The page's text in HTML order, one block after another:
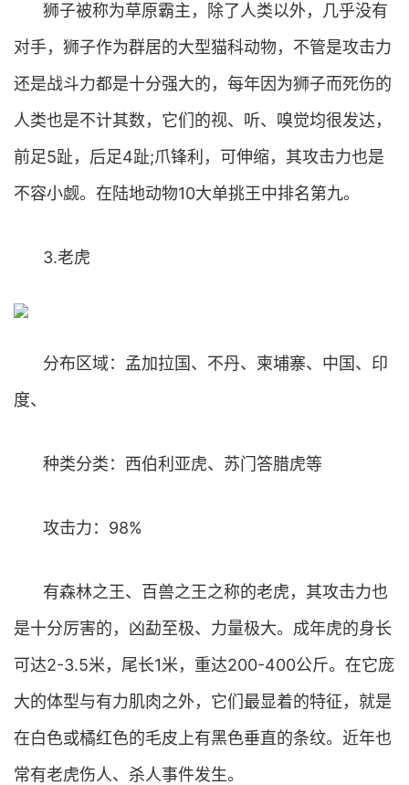
狮子被称为草原霸主，除了人类以外，几乎没有
对手，狮子作为群居的大型猫科动物，不管是攻击力
还是战斗力都是十分强大的，每年因为狮子而死伤的
人类也是不计其数，它们的视、听、嗅觉均很发达，
前足5趾，后足4趾;爪锋利，可伸缩，其攻击力也是
不容小觑。在陆地动物10大单挑王中排名第九。
3.老虎
分布区域：孟加拉国、不丹、柬埔寨、中国、印
度、
种类分类：西伯利亚虎、苏门答腊虎等
攻击力：98%
有森林之王、百兽之王之称的老虎，其攻击力也
是十分厉害的，凶勐至极、力量极大。成年虎的身长
可达2-3.5米，尾长1米，重达200-400公斤。在它庞
大的体型与有力肌肉之外，它们最显着的特征，就是
在白色或橘红色的毛皮上有黑色垂直的条纹。近年也
常有老虎伤人、杀人事件发生。